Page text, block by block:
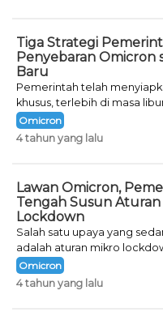
Tiga Strategi
Penyebaran Omicron
Baru
Pemerintah telah
khusus, terlebih di masa
seperti saat ini.
Omicron
4 tahun yang lalu
Lawan Omicron,
Tengah Susun
Lockdown
Salah satu upaya yang
adalah aturan mikro
Omicron
4 tahun yang lalu